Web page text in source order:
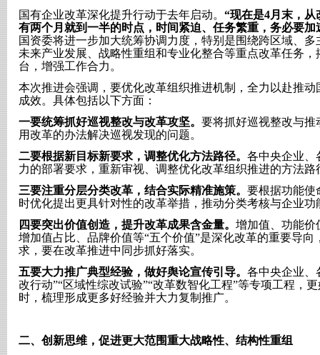
国有企业改革深化提升行动于去年启动。 “现在是4月末，
有两个月就到一半的时点，时间紧迫、任务繁重，务必要加
国资委将进一步加大统筹协调力度，特别是围绕跨区域、
未来产业发展、战略性重组和专业化整合等重点改革任务
台，增强工作合力。
本次推进会强调，要优化改革组织推进机制，全力以赴推
成效。具体包括以下方面：
一要统筹抓好巡视整改与改革攻坚。 要将抓好巡视整改与
用改革的办法解决巡视发现的问题。
二要根据新目标新要求，调整优化方法路径。 各中央企业、
力的部署要求，重新审视、调整优化改革组织推进的方法路
三要注重分层分类改革，结合实际精准施策。 要根据功能使
时优化提出更具针对性的改革举措，推动分类考核与企业
四要突出价值创造，提升改革成果含金量。 增加值、功能价
增加值占比、品牌价值等“五个价值”是深化改革的重要导
求，要在改革推进中同步抓好落实。
五要大力推广典型经验，做好舆论宣传引导。 各中央企业、
改行动”“区域性综改试验”“改革数智化工程”等专项工程，
时，梳理形成更多好经验并大力复制推广。
二、 创新思维，促进更大范围重大战略性、结构性重组